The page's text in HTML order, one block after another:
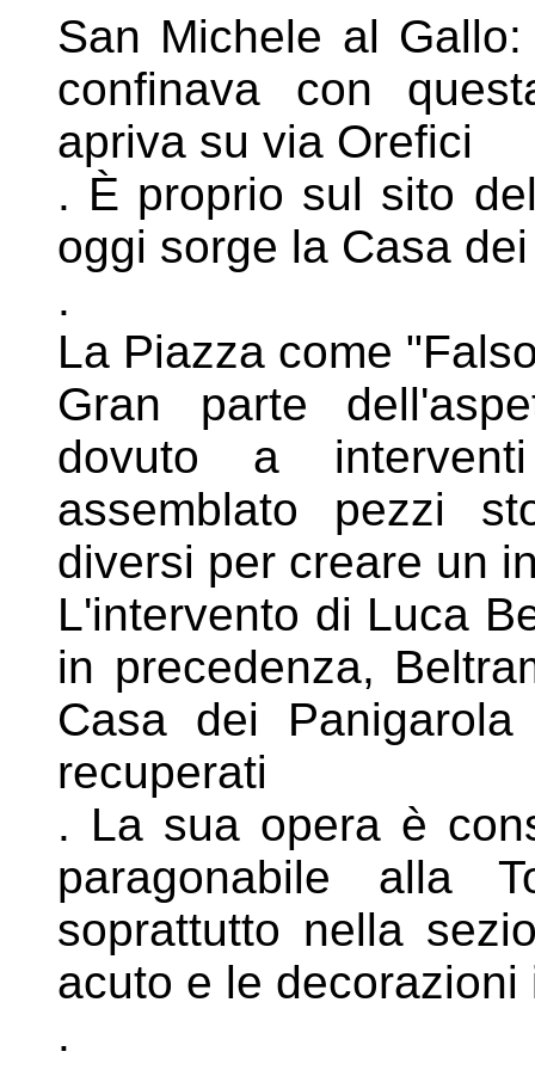
San Michele al
confinava con
apriva su via Orefici
. È proprio sul sito
oggi sorge la Casa
.
La Piazza come
Gran parte
dovuto a
assemblato pezzi
diversi per creare un
L'intervento di Luca
in precedenza,
Casa dei
recuperati
. La sua opera è
paragonabile alla
soprattutto nella
acuto e le decorazioni
.